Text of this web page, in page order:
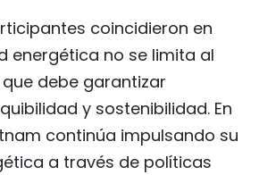
coincidieron en
energética no se limita al
debe garantizar
y sostenibilidad. En
continúa impulsando su
a través de políticas